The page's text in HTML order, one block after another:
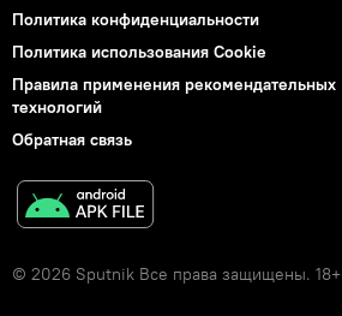
Политика конфиденциальности
Политика использования Cookie
Правила применения рекомендательных
технологий
Обратная связь
© 2026 Sputnik Все права защищены. 18+